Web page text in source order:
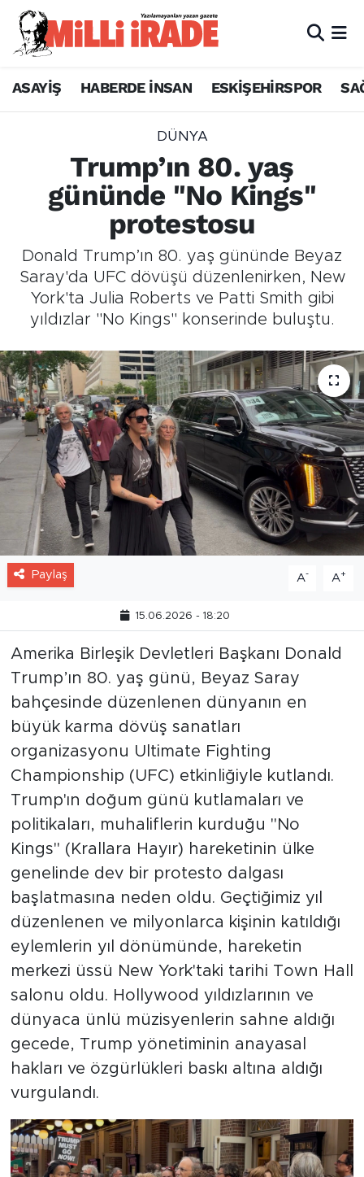
ASAYİŞ HABERDE İNSAN ESKİŞEHİRSPOR
DÜNYA
Trump’ın 80. yaş
gününde "No Kings"
protestosu
Donald Trump’ın 80. yaş gününde Beyaz
Saray'da UFC dövüşü düzenlenirken, New
York'ta Julia Roberts ve Patti Smith gibi
yıldızlar "No Kings" konserinde buluştu.
Paylaş A- A+
15.06.2026 - 18:20
Amerika Birleşik Devletleri Başkanı Donald
Trump’ın 80. yaş günü, Beyaz Saray
bahçesinde düzenlenen dünyanın en
büyük karma dövüş sanatları
organizasyonu Ultimate Fighting
Championship (UFC) etkinliğiyle kutlandı.
Trump'ın doğum günü kutlamaları ve
politikaları, muhaliflerin kurduğu "No
Kings" (Krallara Hayır) hareketinin ülke
genelinde dev bir protesto dalgası
başlatmasına neden oldu. Geçtiğimiz yıl
düzenlenen ve milyonlarca kişinin katıldığı
eylemlerin yıl dönümünde, hareketin
merkezi üssü New York'taki tarihi Town Hall
salonu oldu. Hollywood yıldızlarının ve
dünyaca ünlü müzisyenlerin sahne aldığı
gecede, Trump yönetiminin anayasal
hakları ve özgürlükleri baskı altına aldığı
vurgulandı.